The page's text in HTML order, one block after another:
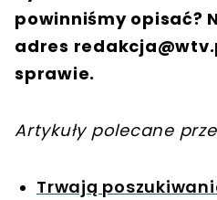
powinniśmy opisać?
adres
sprawie.
Artykuły polecane
Trwają